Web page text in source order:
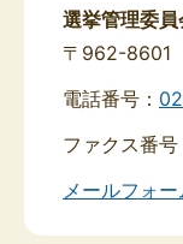
選挙管理委
〒962-8601
電話番号：
ファクス番号
メールフォ